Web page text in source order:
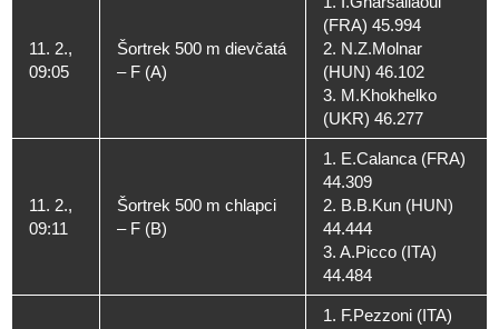
11. 2.,
09:05
Šortrek 500 m dievčatá
– F (A)
(FRA) 45.994
2. N.Z.Molnar
(HUN) 46.102
3. M.Khokhelko
(UKR) 46.277
11. 2.,
09:11
Šortrek 500 m chlapci
– F (B)
1. E.Calanca (FRA)
44.309
2. B.B.Kun (HUN)
44.444
3. A.Picco (ITA)
44.484
1. F.Pezzoni (ITA)